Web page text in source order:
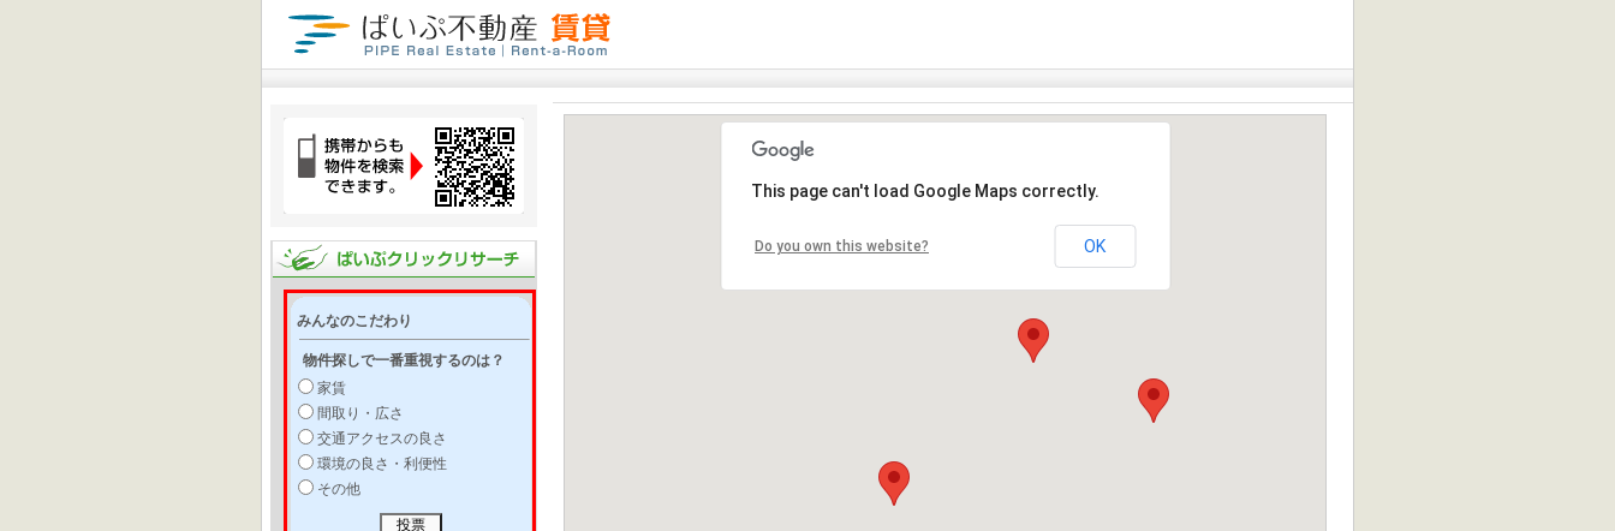
みんなのこだわり
物件探しで一番重視するのは？
家賃
間取り・広さ
交通アクセスの良さ
環境の良さ・利便性
その他
This page can't load Google Maps correctly.
Do you own this website? OK